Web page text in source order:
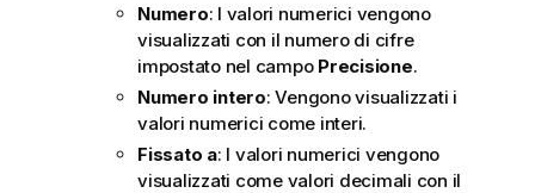
Numero: I valori numerici vengono
visualizzati con il numero di cifre
impostato nel campo Precisione.
Numero intero: Vengono visualizzati i
valori numerici come interi.
Fissato a: I valori numerici vengono
visualizzati come valori decimali con il